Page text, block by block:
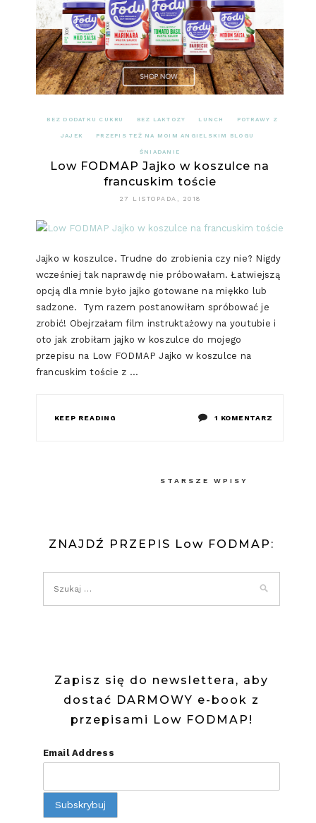
BEZ DODATKU CUKRU BEZ LAKTOZY LUNCH POTRAWY Z
JAJEK PRZEPIS TEŻ NA MOIM ANGIELSKIM BLOGU
ŚNIADANIE
Low FODMAP Jajko w koszulce na
francuskim toście
27 LISTOPADA, 2018
Jajko w koszulce. Trudne do zrobienia czy nie? Nigdy
wcześniej tak naprawdę nie próbowałam. Łatwiejszą
opcją dla mnie było jajko gotowane na miękko lub
sadzone. Tym razem postanowiłam spróbować je
zrobić! Obejrzałam film instruktażowy na youtubie i
oto jak zrobiłam jajko w koszulce do mojego
przepisu na Low FODMAP Jajko w koszulce na
francuskim toście z …
KEEP READING 1 KOMENTARZ
KOSZULCE
STARSZE WPISY
ZNAJDŹ PRZEPIS Low FODMAP:
Zapisz się do newslettera, aby
dostać DARMOWY e-book z
przepisami Low FODMAP!
Email Address